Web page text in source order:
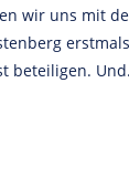
wir uns mit
beteiligen.